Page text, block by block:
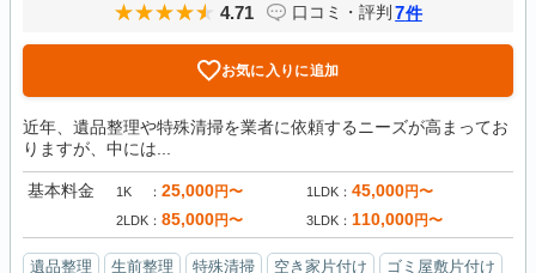
4.71 口コミ・評判 7件
お気に入りに追加
近年、遺品整理や特殊清掃を業者に依頼するニーズが高まってお
りますが、中には...
基本料金 1K 25,000円〜 1LDK 45,000円〜
2LDK 85,000円〜 3LDK 110,000円〜
遺品整理 生前整理 特殊清掃 空き家片付け
ゴミ屋敷片付け